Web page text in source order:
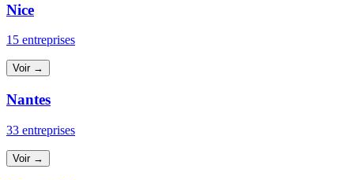
Nice
15 entreprises
Voir →
Nantes
33 entreprises
Voir →